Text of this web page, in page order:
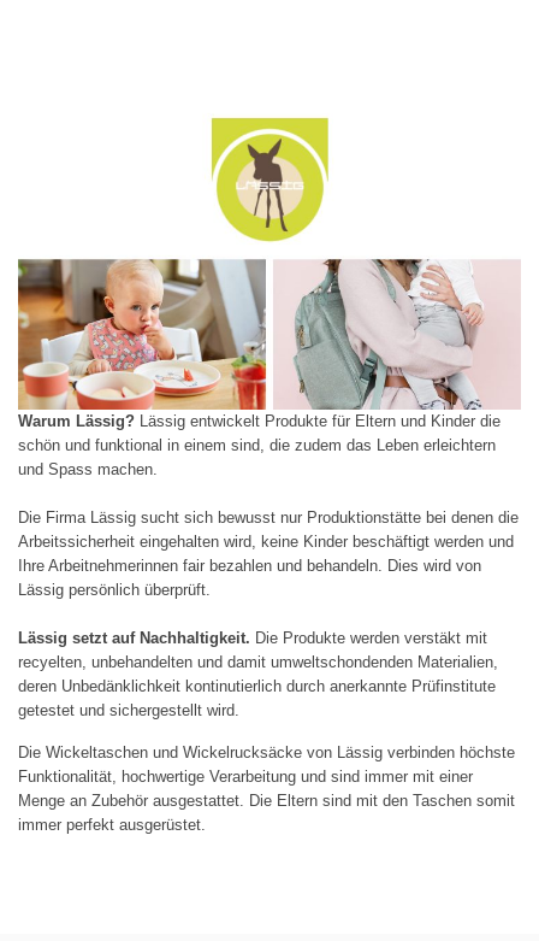
Warum Lässig? Lässig entwickelt Produkte für Eltern und Kinder die
schön und funktional in einem sind, die zudem das Leben erleichtern
und Spass machen.
Die Firma Lässig sucht sich bewusst nur Produktionstätte bei denen die
Arbeitssicherheit eingehalten wird, keine Kinder beschäftigt werden und
Ihre Arbeitnehmerinnen fair bezahlen und behandeln. Dies wird von
Lässig persönlich überprüft.
Lässig setzt auf Nachhaltigkeit. Die Produkte werden verstäkt mit
recyelten, unbehandelten und damit umweltschondenden Materialien,
deren Unbedänklichkeit kontinutierlich durch anerkannte Prüfinstitute
getestet und sichergestellt wird.
Die Wickeltaschen und Wickelrucksäcke von Lässig verbinden höchste
Funktionalität, hochwertige Verarbeitung und sind immer mit einer
Menge an Zubehör ausgestattet. Die Eltern sind mit den Taschen somit
immer perfekt ausgerüstet.